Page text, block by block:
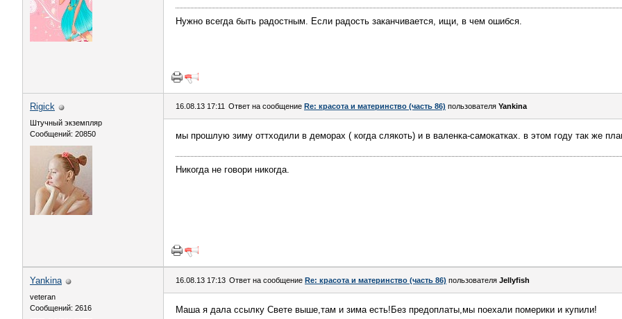
Нужно всегда быть радостным. Если радость заканчивается, ищи, в чем ошибся.
Rigick
Штучный экземпляр
Сообщений: 20850
16.08.13 17:11 Ответ на сообщение Re: красота и материнство (часть 86) пользователя Yankina
мы прошлую зиму оттходили в деморах ( когда слякоть) и в валенка-самокатках. в этом году так же
Никогда не говори никогда.
Yankina
veteran
Сообщений: 2616
16.08.13 17:13 Ответ на сообщение Re: красота и материнство (часть 86) пользователя Jellyfish
Маша я дала ссылку Свете выше,там и зима есть!Без предоплаты,мы поехали померики и купили!